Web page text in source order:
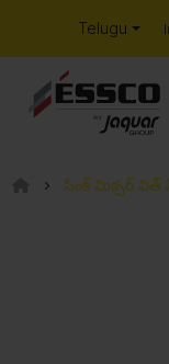
Telugu
సింక్ మిక్సర్ విత్